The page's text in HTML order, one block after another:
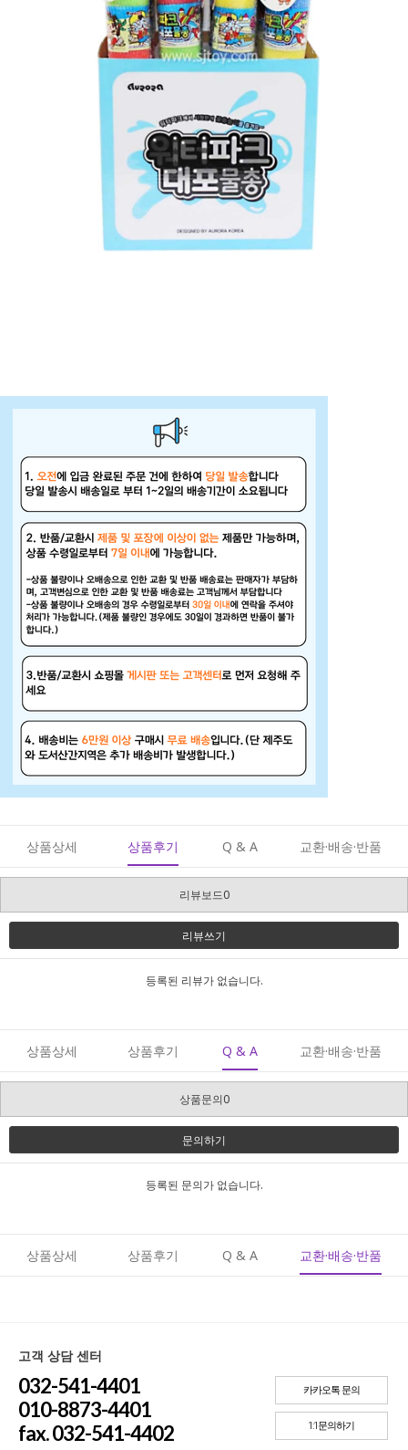
상품상세 상품후기 Q & A 교환·배송·반품
리뷰보드0
리뷰쓰기
등록된 리뷰가 없습니다.
상품상세 상품후기 Q & A 교환·배송·반품
상품문의0
문의하기
등록된 문의가 없습니다.
상품상세 상품후기 Q & A 교환·배송·반품
고객 상담 센터
032-541-4401
010-8873-4401
fax. 032-541-4402
카카오톡 문의
1:1문의하기